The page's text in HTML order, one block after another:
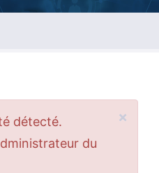
×
détecté.
du